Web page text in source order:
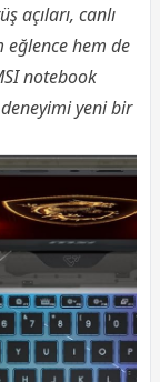
açıları, canlı
hem de
notebook
yeni bir